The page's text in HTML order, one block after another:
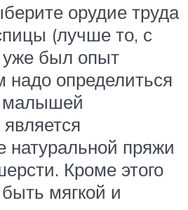
орудие труда
(лучше то, с
уже был опыт
надо определиться
малышей
натуральной пряжи
Кроме этого
мягкой и